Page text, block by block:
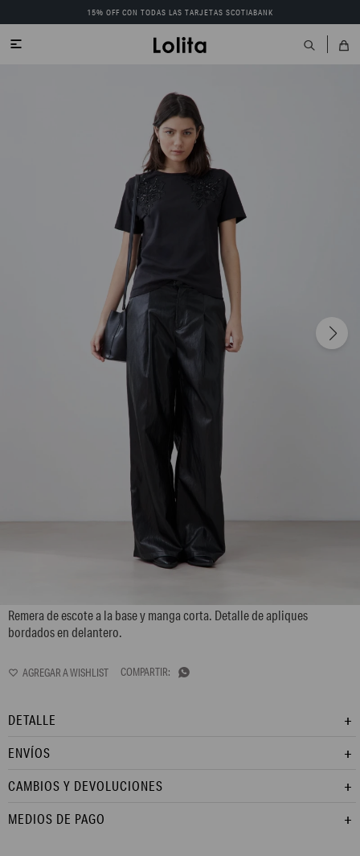
15% OFF CON TODAS LAS TARJETAS SCOTIABANK

Remera de escote a la base y manga corta. Detalle de apliques
bordados en delantero.

DETALLE
ENVÍOS
CAMBIOS Y DEVOLUCIONES
MEDIOS DE PAGO